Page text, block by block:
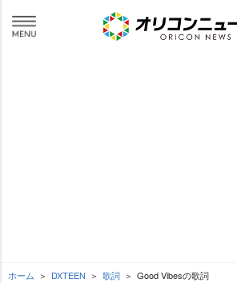
ホーム DXTEEN 歌詞 Good Vibesの歌詞